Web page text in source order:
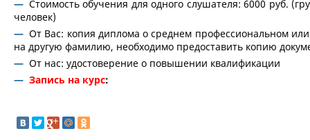
Стоимость обучения для одного слушателя: 6000 руб.
человек)
От Вас: копия диплома о среднем профессиональном
на другую фамилию, необходимо предоставить копию
От нас: удостоверение о повышении квалификации
Запись на курс: